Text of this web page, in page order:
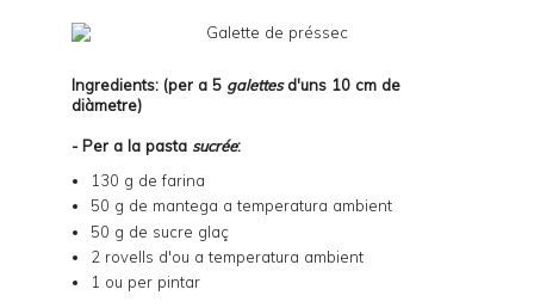
Ingredients: (per a 5 galettesd'uns 10 cm de
diàmetre)
- Per a la pasta sucrée:
130 g de farina
50 g de mantega a temperatura ambient
50 g de sucre glaç
2 rovells d'ou a temperatura ambient
1 ou per pintar